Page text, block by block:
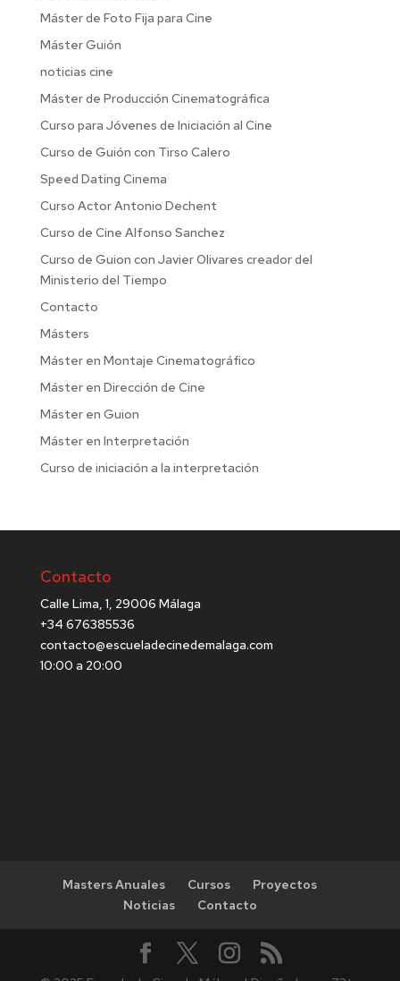
Máster de Foto Fija para Cine
Máster Guión
noticias cine
Máster de Producción Cinematográfica
Curso para Jóvenes de Iniciación al Cine
Curso de Guión con Tirso Calero
Speed Dating Cinema
Curso Actor Antonio Dechent
Curso de Cine Alfonso Sanchez
Curso de Guion con Javier Olivares creador del
Ministerio del Tiempo
Contacto
Másters
Máster en Montaje Cinematográfico
Máster en Dirección de Cine
Máster en Guion
Máster en Interpretación
Curso de iniciación a la interpretación
Contacto
Calle Lima, 1, 29006 Málaga
+34 676385536
contacto@escueladecinedemalaga.com
10:00 a 20:00
Masters Anuales Cursos
Proyectos
Noticias
Contacto